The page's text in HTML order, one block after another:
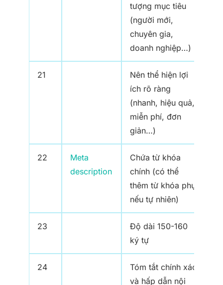
tượng mục tiêu
(người mới,
chuyên gia,
doanh nghiệp…)
21
Nên thể hiện lợi
ích rõ ràng
(nhanh, hiệu quả,
miễn phí, đơn
giản…)
22
Meta
description
Chứa từ khóa
chính (có thể
thêm từ khóa phụ
nếu tự nhiên)
23
Độ dài 150-160
ký tự
24
Tóm tắt chính xác
và hấp dẫn nội